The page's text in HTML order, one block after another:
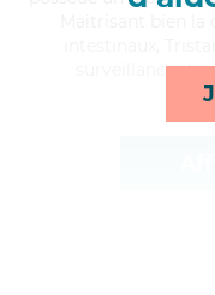
surveillance de